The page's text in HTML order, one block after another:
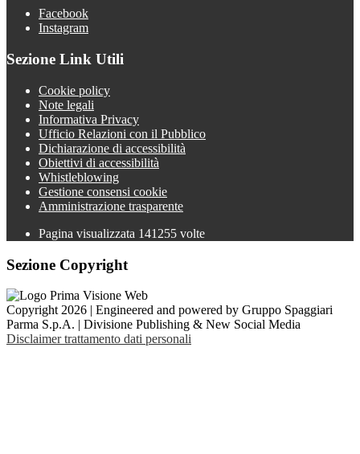
Facebook
Instagram
Sezione Link Utili
Cookie policy
Note legali
Informativa Privacy
Ufficio Relazioni con il Pubblico
Dichiarazione di accessibilità
Obiettivi di accessibilità
Whistleblowing
Gestione consensi cookie
Amministrazione trasparente
Pagina visualizzata 141255 volte
Sezione Copyright
Copyright 2026 | Engineered and powered by Gruppo Spaggiari
Parma S.p.A. | Divisione Publishing & New Social Media
Disclaimer trattamento dati personali